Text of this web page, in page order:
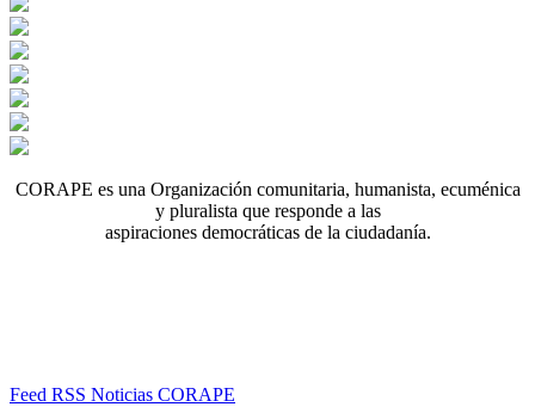
CORAPE es una Organización comunitaria, humanista, ecuménica
y pluralista que responde a las
aspiraciones democráticas de la ciudadanía.
Feed RSS Noticias CORAPE